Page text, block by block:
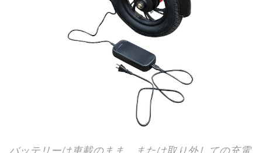
バッテリーは車載のまま、または取り外しての充電